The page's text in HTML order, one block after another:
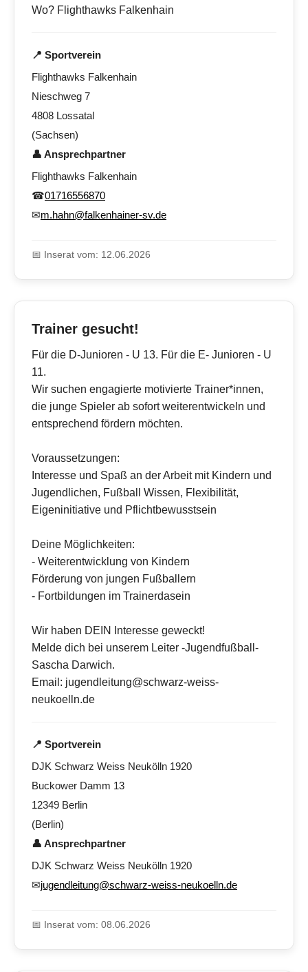
Wo? Flighthawks Falkenhain
📍 Sportverein
Flighthawks Falkenhain
Nieschweg 7
4808 Lossatal
(Sachsen)
👤 Ansprechpartner
Flighthawks Falkenhain
☎01716556870
✉m.hahn@falkenhainer-sv.de
📅 Inserat vom: 12.06.2026
Trainer gesucht!
Für die D-Junioren - U 13. Für die E- Junioren - U
11.
Wir suchen engagierte motivierte Trainer*innen,
die junge Spieler ab sofort weiterentwickeln und
entsprechend fördern möchten.
Voraussetzungen:
Interesse und Spaß an der Arbeit mit Kindern und
Jugendlichen, Fußball Wissen, Flexibilität,
Eigeninitiative und Pflichtbewusstsein
Deine Möglichkeiten:
- Weiterentwicklung von Kindern
Förderung von jungen Fußballern
- Fortbildungen im Trainerdasein
Wir haben DEIN Interesse geweckt!
Melde dich bei unserem Leiter -Jugendfußball-
Sascha Darwich.
Email: jugendleitung@schwarz-weiss-
neukoelln.de
📍 Sportverein
DJK Schwarz Weiss Neukölln 1920
Buckower Damm 13
12349 Berlin
(Berlin)
👤 Ansprechpartner
DJK Schwarz Weiss Neukölln 1920
✉jugendleitung@schwarz-weiss-neukoelln.de
📅 Inserat vom: 08.06.2026